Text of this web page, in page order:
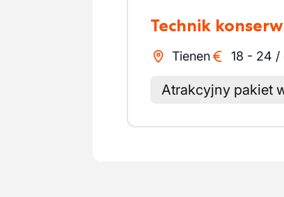
Technik
Tienen 18 - 24 /
Atrakcyjny pakiet